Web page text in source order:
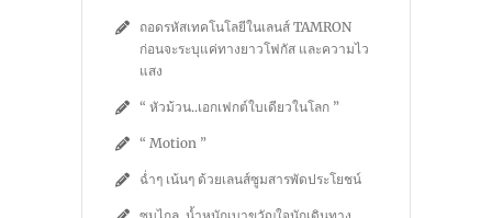
ถอดรหัสเทคโนโลยีในเลนส์ TAMRON
ก่อนจะระบุแค่ทางยาวโฟกัส และความไว
แสง
“ หัวม้วน..เอกเฟกต์ใบเดียวในโลก ”
“ Motion ”
ฉ่ำๆ เน้นๆ ด้วยเลนส์ซูมสารพัดประโยชน์